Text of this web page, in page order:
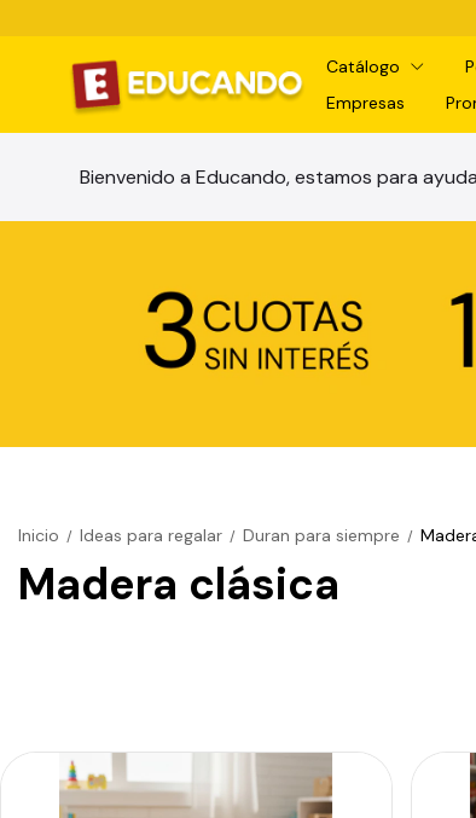
Catálogo
Empresas
Bienvenido a Educando, estamos para
Inicio / Ideas para regalar / Duran para siempre /
Madera clásica